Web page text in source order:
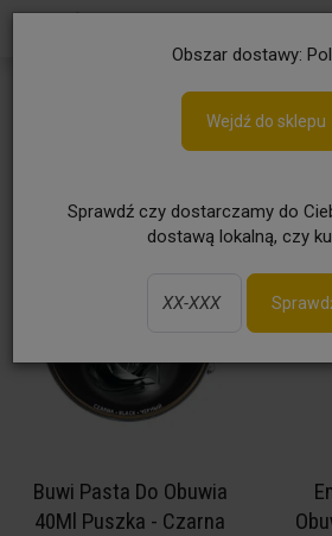
Obszar dostawy:
Wejdź do sklepu
Sprawdź czy dostarczamy do
dostawą lokalną, czy
Pielęgnacja obuwia
Buwi Pasta Do Obuwia
40Ml Puszka - Czarna